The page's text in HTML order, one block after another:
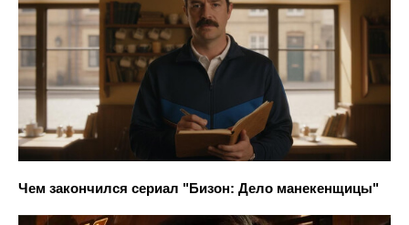
Чем закончился сериал "Бизон: Дело манекенщицы"